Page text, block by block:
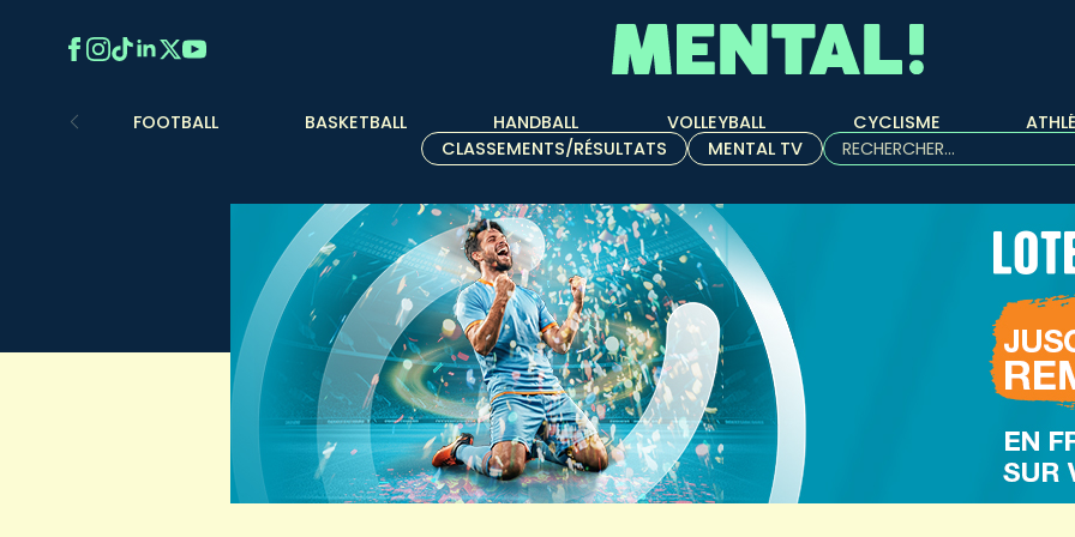
FOOTBALL BASKETBALL HANDBALL VOLLEYBALL CYCLISME
CLASSEMENTS/RÉSULTATS
MENTAL TV
Rechercher :